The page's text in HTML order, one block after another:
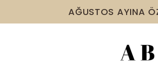
2 VE ÜZERİ ÜRÜNDE